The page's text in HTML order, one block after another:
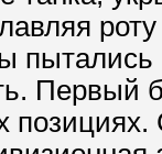
Первый